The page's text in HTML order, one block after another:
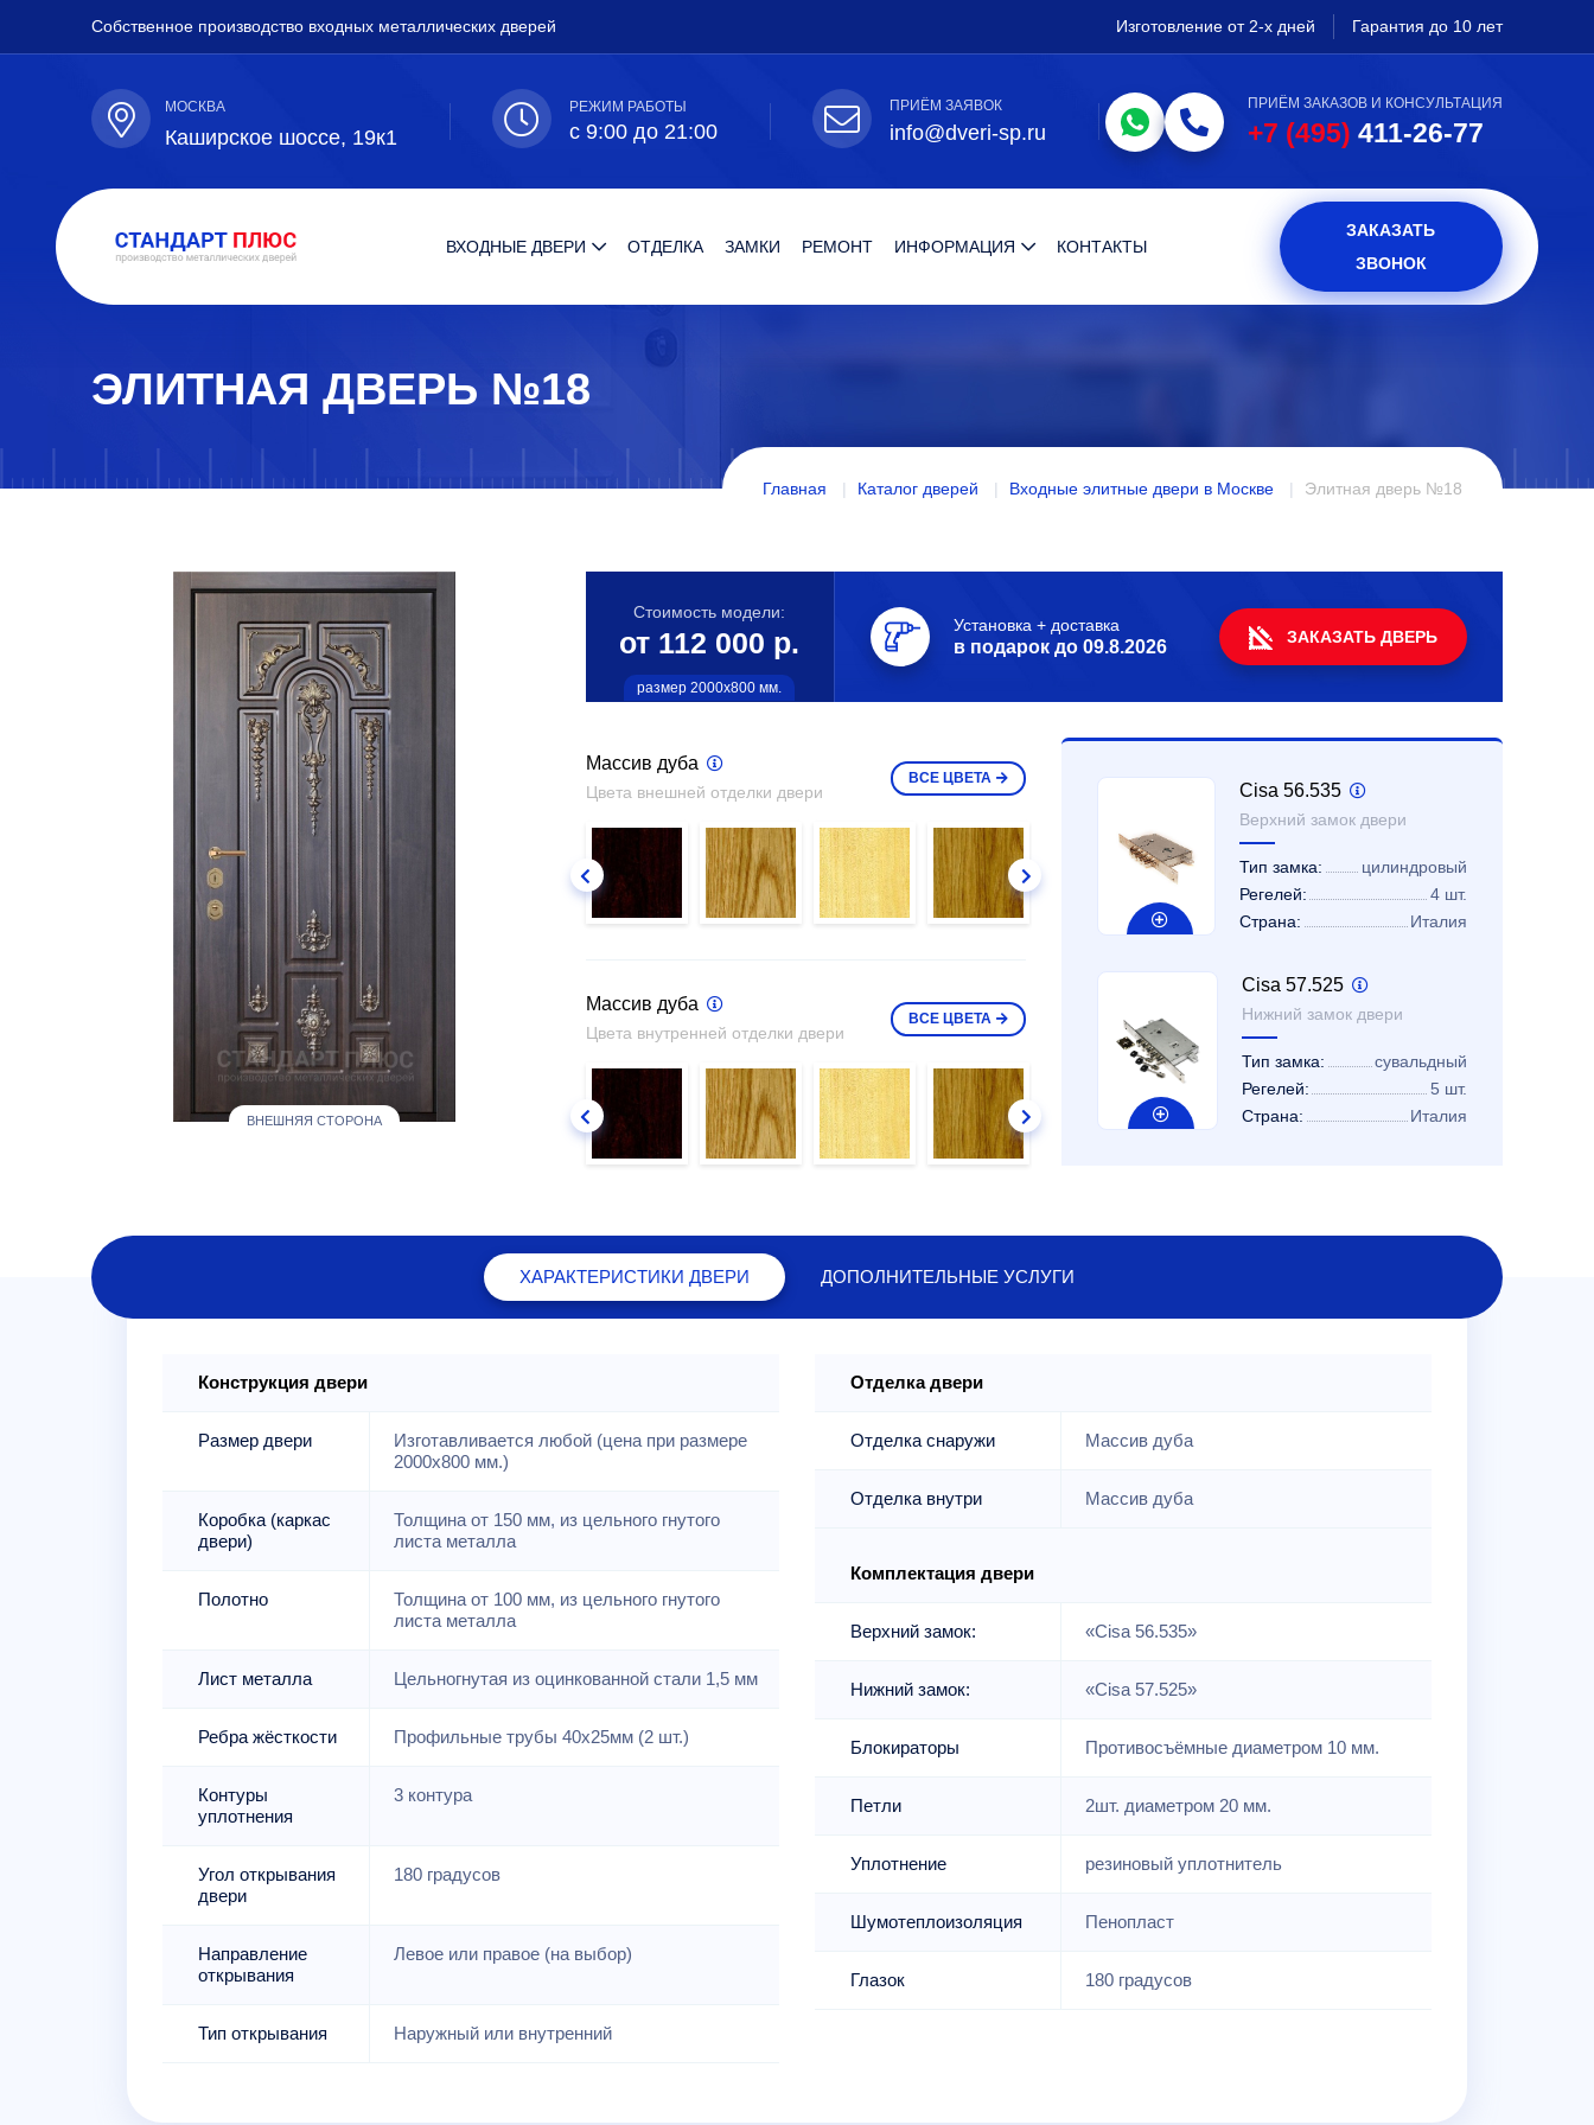
Собственное производство входных металлических дверей Изготовление от 2-х дней Гарантия до 10 лет
МОСКВА
Каширское шоссе, 19к1
РЕЖИМ РАБОТЫ
с 9:00 до 21:00
ПРИЁМ ЗАЯВОК
info@dveri-sp.ru
ПРИЁМ ЗАКАЗОВ И КОНСУЛЬТАЦИЯ
+7 (495) 411-26-77
ВХОДНЫЕ ДВЕРИ ОТДЕЛКА ЗАМКИ РЕМОНТ ИНФОРМАЦИЯ КОНТАКТЫ
ЗАКАЗАТЬ
ЗВОНОК
ЭЛИТНАЯ ДВЕРЬ №18
Главная Каталог дверей Входные элитные двери в Москве Элитная дверь №18
ВНЕШНЯЯ СТОРОНА
Стоимость модели:
от 112 000 р.
размер 2000х800 мм.
Установка + доставка
в подарок до 09.8.2026 ЗАКАЗАТЬ ДВЕРЬ
Массив дуба
Цвета внешней отделки двери
ВСЕ ЦВЕТА
Массив дуба
Цвета внутренней отделки двери
ВСЕ ЦВЕТА
Cisa 56.535
Верхний замок двери
Тип замка:
цилиндровый
Регелей:
4 шт.
Страна:
Италия
Cisa 57.525
Нижний замок двери
Тип замка:
сувальдный
Регелей:
5 шт.
Страна:
Италия
ХАРАКТЕРИСТИКИ ДВЕРИ ДОПОЛНИТЕЛЬНЫЕ УСЛУГИ
Конструкция двери
Размер двери
Изготавливается любой (цена при размере
2000x800 мм.)
Коробка (каркас
двери)
Толщина от 150 мм, из цельного гнутого
листа металла
Полотно
Толщина от 100 мм, из цельного гнутого
листа металла
Лист металла Цельногнутая из оцинкованной стали 1,5 мм
Ребра жёсткости Профильные трубы 40х25мм (2 шт.)
Контуры
уплотнения
3 контура
Угол открывания
двери
180 градусов
Направление
открывания
Левое или правое (на выбор)
Тип открывания Наружный или внутренний
Отделка двери
Отделка снаружи Массив дуба
Отделка внутри Массив дуба
Комплектация двери
Верхний замок: «Cisa 56.535»
Нижний замок: «Cisa 57.525»
Блокираторы Противосъёмные диаметром 10 мм.
Петли 2шт. диаметром 20 мм.
Уплотнение резиновый уплотнитель
Шумотеплоизоляция Пенопласт
Глазок 180 градусов